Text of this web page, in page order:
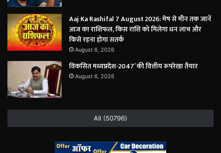
Aaj Ka Rashifal 7 August 2026: मेष से मीन तक जानें
आज का राशिफल, किस राशि को मिलेगा धन लाभ और
किसे रहना होगा सतर्क
August 6, 2026
विकसित मध्यप्रदेश-2047’ की वित्तीय रूपरेखा तैयार
August 6, 2026
All (50796)